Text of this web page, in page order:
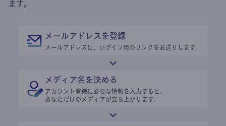
ます。
メールアドレスを登録
メールアドレスに、ログイン用のリンクをお送りします。
メディア名を決める
アカウント登録に必要な情報を入力すると、
あなただけのメディアが立ち上がります。